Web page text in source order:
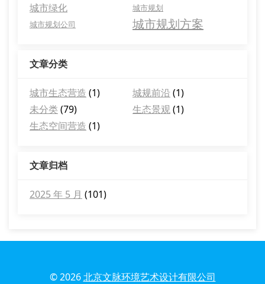
城市绿化
城市规划
城市规划公司
城市规划方案
文章分类
城市生态营造 (1) 城规前沿 (1)
未分类(79) 生态景观(1)
生态空间营造 (1)
文章归档
2025 年 5 月 (101)
© 2026北京文脉环境艺术设计有限公司